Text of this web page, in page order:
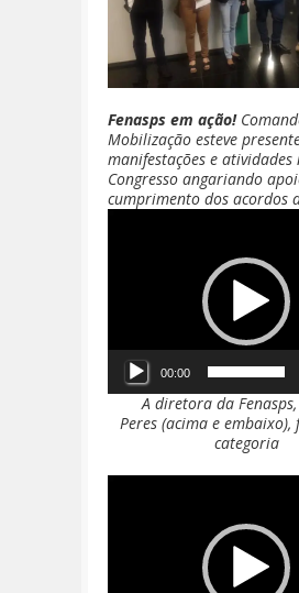
Fenasps em ação!
Mobilização esteve
manifestações e atividades
Congresso angariando
cumprimento dos acordos
00:00
A diretora da
Peres (acima e
categoria